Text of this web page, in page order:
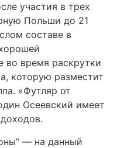
участия в трех
Польши до 21
составе в
во время раскрутки
которую разместит
«Футляр от
Осеевский имеет
— на данный